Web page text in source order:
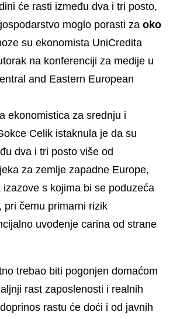
će rasti između dva i tri posto,
moglo porasti za oko
su ekonomista UniCredita
na konferenciji za medije u
and Eastern European
ekonomistica za srednju i
Celik istaknula je da su
dva i tri posto više od
za zemlje zapadne Europe,
izazove s kojima bi se poduzeća
pri čemu primarni rizik
uvođenje carina od strane
trebao biti pogonjen domaćom
rast zaposlenosti i realnih
rastu će doći i od javnih